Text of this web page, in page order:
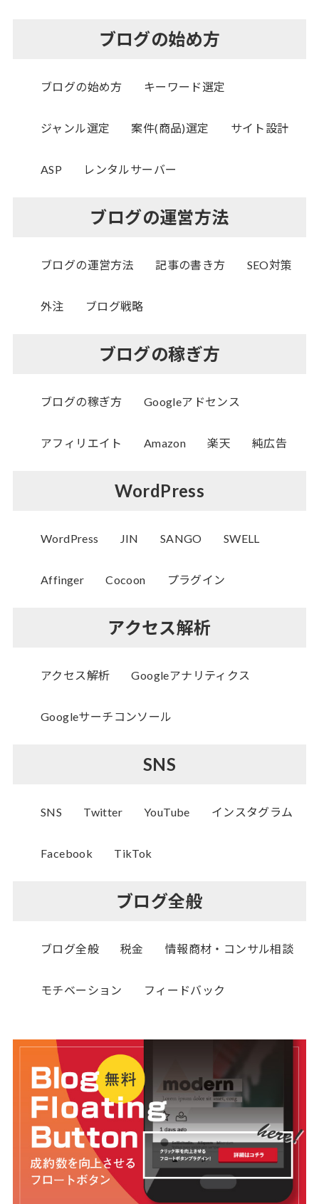
ブログの始め方
ブログの始め方 キーワード選定
ジャンル選定 案件(商品)選定 サイト設計
ASP レンタルサーバー
ブログの運営方法
ブログの運営方法 記事の書き方 SEO対策
外注 ブログ戦略
ブログの稼ぎ方
ブログの稼ぎ方 Googleアドセンス
アフィリエイト Amazon 楽天 純広告
WordPress
WordPress JIN SANGO SWELL
Affinger Cocoon プラグイン
アクセス解析
アクセス解析 Googleアナリティクス
Googleサーチコンソール
SNS
SNS Twitter YouTube インスタグラム
Facebook TikTok
ブログ全般
ブログ全般 税金 情報商材・コンサル相談
モチベーション フィードバック